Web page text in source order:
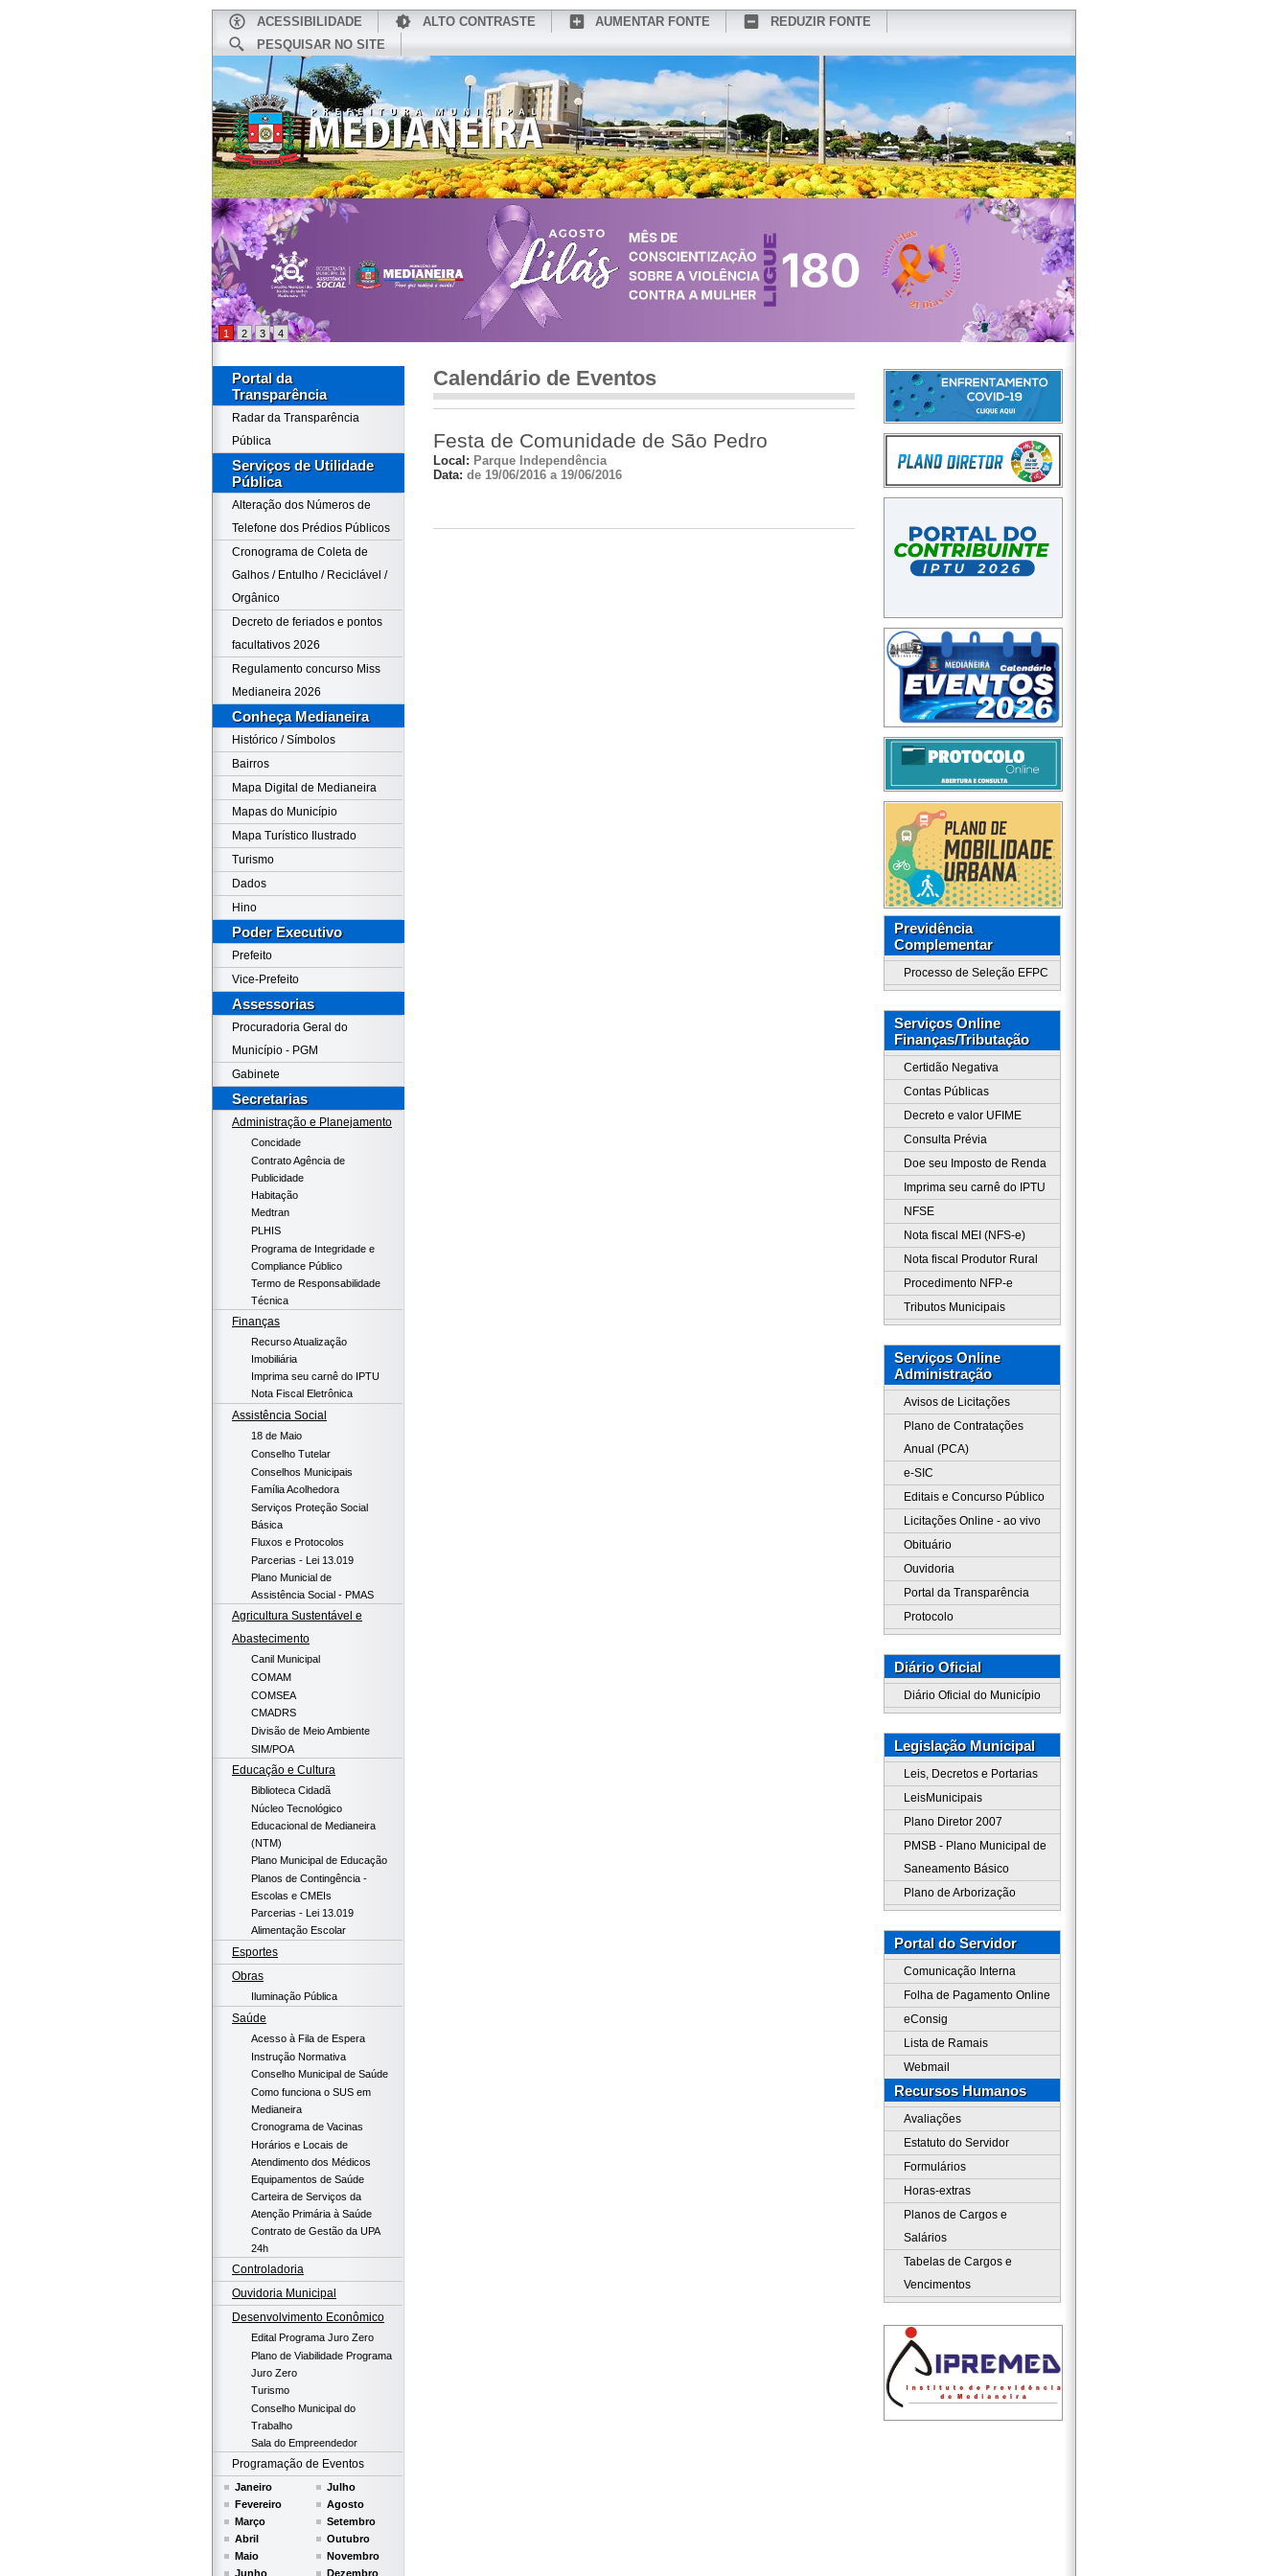
ACESSIBILIDADE ALTO CONTRASTE AUMENTAR FONTE
REDUZIR FONTE
PESQUISAR NO SITE
CONHEÇA MEDIANEIRA REDES SOCIAIS WEBMAIL
1 2 3 4
Portal da
Transparência
Radar da Transparência
Pública
Serviços de Utilidade
Pública
Alteração dos Números de
Telefone dos Prédios Públicos
Cronograma de Coleta de
Galhos / Entulho / Reciclável /
Orgânico
Decreto de feriados e pontos
facultativos 2026
Regulamento concurso Miss
Medianeira 2026
Conheça Medianeira
Histórico / Símbolos
Bairros
Mapa Digital de Medianeira
Mapas do Município
Mapa Turístico Ilustrado
Turismo
Dados
Hino
Poder Executivo
Prefeito
Vice-Prefeito
Assessorias
Procuradoria Geral do
Município - PGM
Gabinete
Secretarias
Administração e Planejamento
Concidade
Contrato Agência de
Publicidade
Habitação
Medtran
PLHIS
Programa de Integridade e
Compliance Público
Termo de Responsabilidade
Técnica
Finanças
Recurso Atualização
Imobiliária
Imprima seu carnê do IPTU
Nota Fiscal Eletrônica
Assistência Social
18 de Maio
Conselho Tutelar
Conselhos Municipais
Família Acolhedora
Serviços Proteção Social
Básica
Fluxos e Protocolos
Parcerias - Lei 13.019
Plano Municial de
Assistência Social - PMAS
Agricultura Sustentável e
Abastecimento
Canil Municipal
COMAM
COMSEA
CMADRS
Divisão de Meio Ambiente
SIM/POA
Educação e Cultura
Biblioteca Cidadã
Núcleo Tecnológico
Educacional de Medianeira
(NTM)
Plano Municipal de Educação
Planos de Contingência -
Escolas e CMEIs
Parcerias - Lei 13.019
Alimentação Escolar
Esportes
Obras
Iluminação Pública
Saúde
Acesso à Fila de Espera
Instrução Normativa
Conselho Municipal de Saúde
Como funciona o SUS em
Medianeira
Cronograma de Vacinas
Horários e Locais de
Atendimento dos Médicos
Equipamentos de Saúde
Carteira de Serviços da
Atenção Primária à Saúde
Contrato de Gestão da UPA
24h
Controladoria
Ouvidoria Municipal
Desenvolvimento Econômico
Edital Programa Juro Zero
Plano de Viabilidade Programa
Juro Zero
Turismo
Conselho Municipal do
Trabalho
Sala do Empreendedor
Programação de Eventos
Janeiro
Fevereiro
Março
Abril
Maio
Junho
Julho
Agosto
Setembro
Outubro
Novembro
Dezembro
Calendário de Eventos
Festa de Comunidade de São Pedro
Local: Parque Independência
Data: de 19/06/2016 a 19/06/2016
Previdência
Complementar
Processo de Seleção EFPC
Serviços Online
Finanças/Tributação
Certidão Negativa
Contas Públicas
Decreto e valor UFIME
Consulta Prévia
Doe seu Imposto de Renda
Imprima seu carnê do IPTU
NFSE
Nota fiscal MEI (NFS-e)
Nota fiscal Produtor Rural
Procedimento NFP-e
Tributos Municipais
Serviços Online
Administração
Avisos de Licitações
Plano de Contratações
Anual (PCA)
e-SIC
Editais e Concurso Público
Licitações Online - ao vivo
Obituário
Ouvidoria
Portal da Transparência
Protocolo
Diário Oficial
Diário Oficial do Município
Legislação Municipal
Leis, Decretos e Portarias
LeisMunicipais
Plano Diretor 2007
PMSB - Plano Municipal de
Saneamento Básico
Plano de Arborização
Portal do Servidor
Comunicação Interna
Folha de Pagamento Online
eConsig
Lista de Ramais
Webmail
Recursos Humanos
Avaliações
Estatuto do Servidor
Formulários
Horas-extras
Planos de Cargos e
Salários
Tabelas de Cargos e
Vencimentos